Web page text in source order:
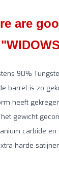
are
90%
barrel is zo
heeft
gewicht
carbide
harde